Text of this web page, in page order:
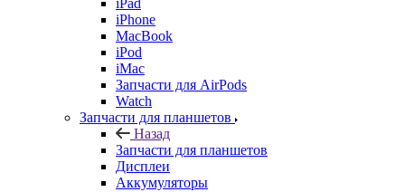
iPad
iPhone
MacBook
iPod
iMac
Запчасти для AirPods
Watch
Запчасти для планшетов
Назад
Запчасти для планшетов
Дисплеи
Аккумуляторы